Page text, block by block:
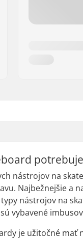
nástrojov na
Najbežnejšie a
nástrojov na
vybavené
je užitočné